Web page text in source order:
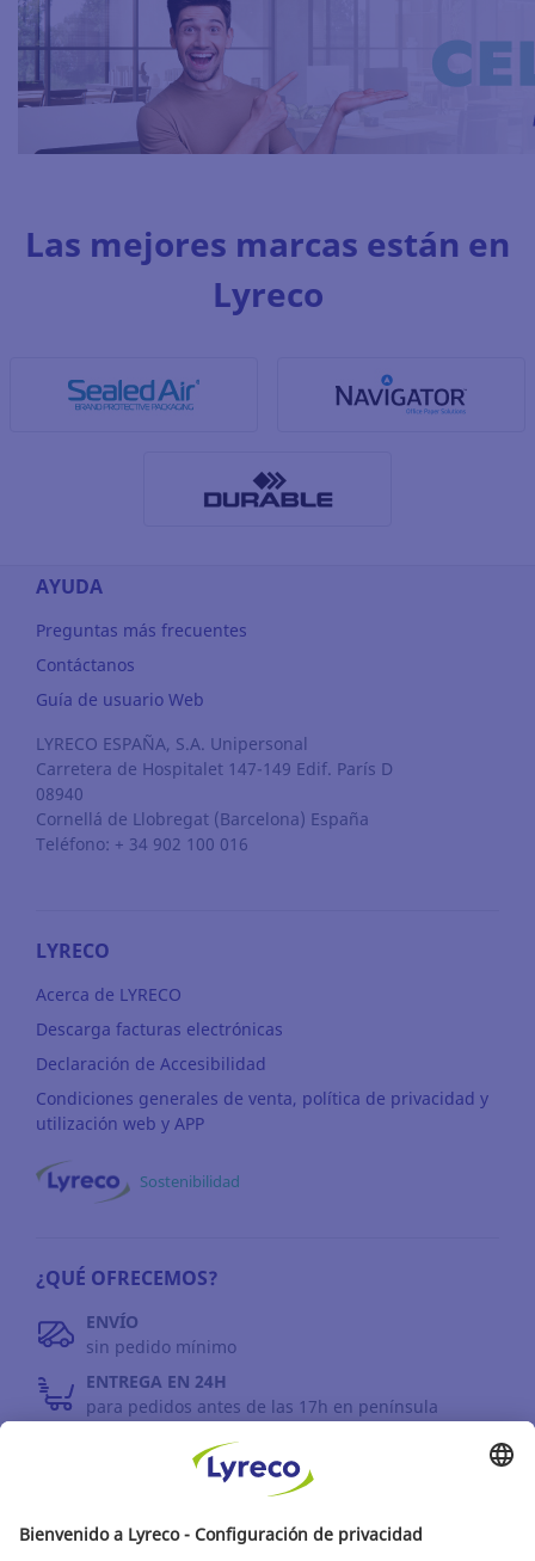
Las mejores marcas están en
Lyreco
AYUDA
Preguntas más frecuentes
Contáctanos
Guía de usuario Web
LYRECO ESPAÑA, S.A. Unipersonal
Carretera de Hospitalet 147-149 Edif. París D
08940
Cornellá de Llobregat (Barcelona) España
Teléfono: + 34 902 100 016
LYRECO
Acerca de LYRECO
Descarga facturas electrónicas
Declaración de Accesibilidad
Condiciones generales de venta, política de privacidad y
utilización web y APP
Sostenibilidad
¿QUÉ OFRECEMOS?
ENVÍO
sin pedido mínimo
ENTREGA EN 24H
para pedidos antes de las 17h en península
DEVOLUCIONES
antes de 30 días
INFORMACIÓN GENERAL